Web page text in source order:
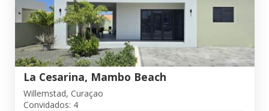
La Cesarina, Mambo Beach
Willemstad, Curaçao
Convidados: 4